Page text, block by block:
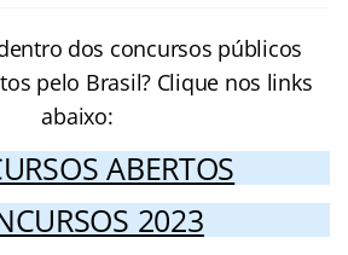
dos concursos públicos
pelo Brasil? Clique nos links
abaixo:
ABERTOS
2023